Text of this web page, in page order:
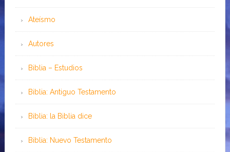
Ateísmo
Autores
Biblia – Estudios
Biblia: Antiguo Testamento
Biblia: la Biblia dice
Biblia: Nuevo Testamento